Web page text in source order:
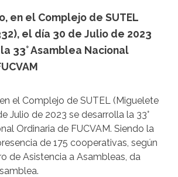
en el Complejo de SUTEL
el día 30 de Julio de 2023
33° Asamblea Nacional
el Complejo de SUTEL (Miguelete
Julio de 2023 se desarrolla la 33°
Ordinaria de FUCVAM. Siendo la
de 175 cooperativas, según
de Asistencia a Asambleas, da